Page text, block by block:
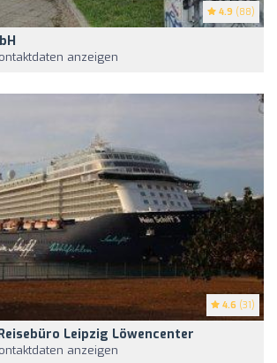
4.9 (88)
anzeigen
4.6 (31)
Leipzig Löwencenter
anzeigen